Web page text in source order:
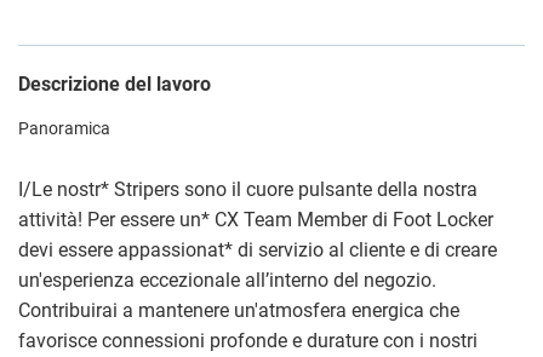
Descrizione del lavoro
Panoramica
I/Le nostr* Stripers sono il cuore pulsante della nostra
attività! Per essere un* CX Team Member di Foot Locker
devi essere appassionat* di servizio al cliente e di creare
un'esperienza eccezionale all’interno del negozio.
Contribuirai a mantenere un'atmosfera energica che
favorisce connessioni profonde e durature con i nostri